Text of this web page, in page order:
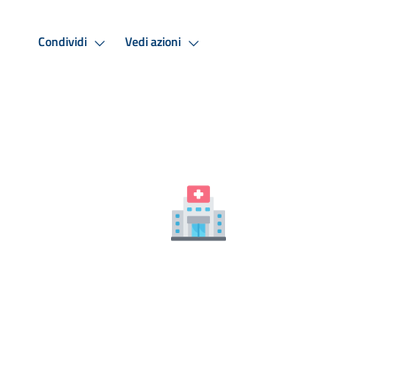
Condividi Vedi azioni